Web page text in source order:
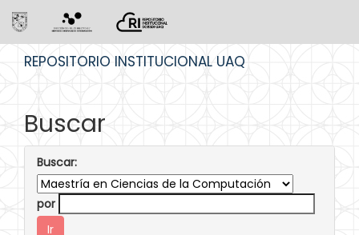
REPOSITORIO INSTITUCIONAL UAQ
Buscar
Buscar:
por